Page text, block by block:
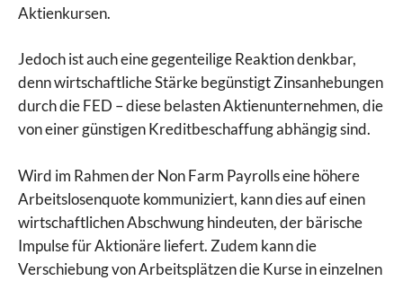
Aktienkursen.
Jedoch ist auch eine gegenteilige Reaktion denkbar,
denn wirtschaftliche Stärke begünstigt Zinsanhebungen
durch die FED – diese belasten Aktienunternehmen, die
von einer günstigen Kreditbeschaffung abhängig sind.
Wird im Rahmen der Non Farm Payrolls eine höhere
Arbeitslosenquote kommuniziert, kann dies auf einen
wirtschaftlichen Abschwung hindeuten, der bärische
Impulse für Aktionäre liefert. Zudem kann die
Verschiebung von Arbeitsplätzen die Kurse in einzelnen